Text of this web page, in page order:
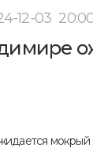
12-03